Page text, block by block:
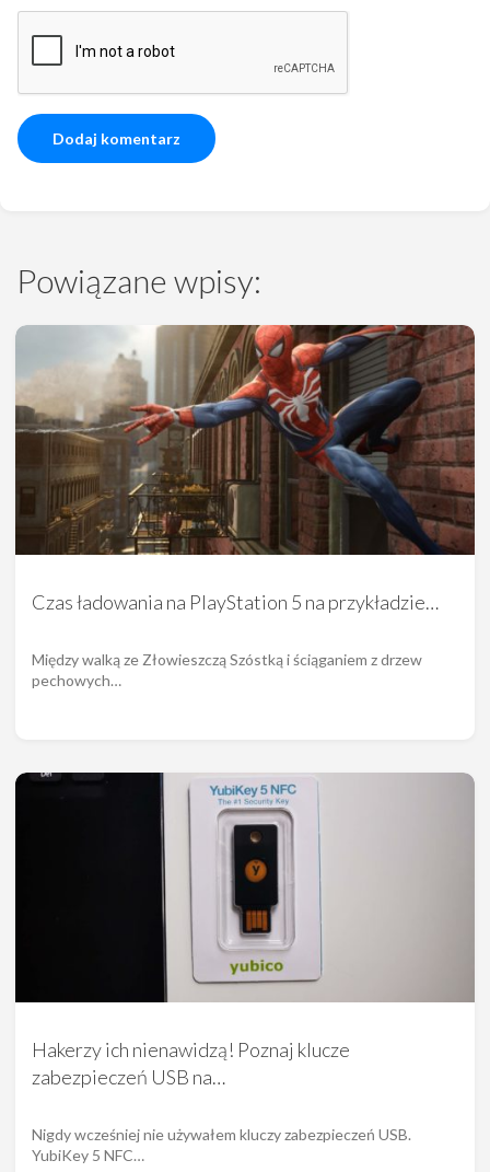
Powiązane wpisy:
Czas ładowania na PlayStation 5 na przykładzie…
Między walką ze Złowieszczą Szóstką i ściąganiem z drzew
pechowych…
Hakerzy ich nienawidzą! Poznaj klucze
zabezpieczeń USB na…
Nigdy wcześniej nie używałem kluczy zabezpieczeń USB.
YubiKey 5 NFC…